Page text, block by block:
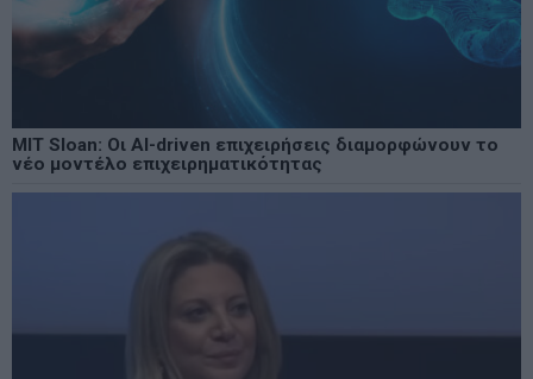
MIT Sloan: Οι AI-driven επιχειρήσεις διαμορφώνουν το
νέο μοντέλο επιχειρηματικότητας